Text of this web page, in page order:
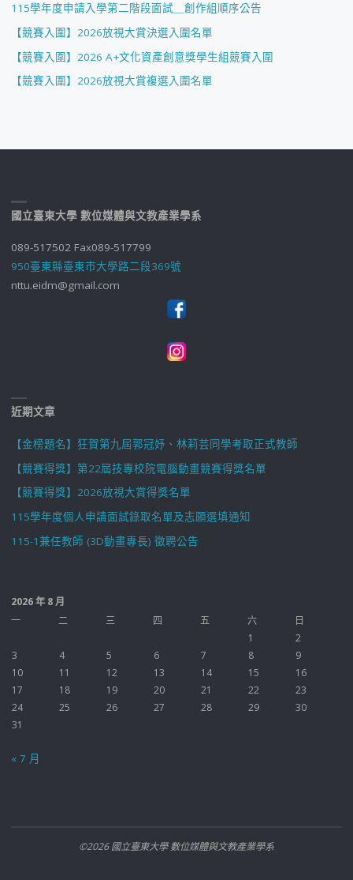
115學年度申請入學第二階段面試＿創作組順序公告
【競賽入圍】2026放視大賞決選入圍名單
【競賽入圍】2026 A+文化資產創意獎學生組競賽入圍
【競賽入圍】2026放視大賞複選入圍名單
國立臺東大學 數位媒體與文教產業學系
089-517502 Fax089-517799
950臺東縣臺東市大學路二段369號
nttu.eidm@gmail.com
近期文章
【金榜題名】狂賀第九屆郭冠妤、林莉芸同學考取正式教師
【競賽得獎】第22屆技專校院電腦動畫競賽得獎名單
【競賽得獎】2026放視大賞得獎名單
115學年度個人申請面試錄取名單及志願選填通知
115-1兼任教師 (3D動畫專長) 徵聘公告
2026 年 8 月
一
二 三 四 五 六
日
1
2
3
4 5 6 7 8
9
10
11 12 13 14 15
16
17
18 19 20 21 22
23
24
25 26 27 28 29
30
31
« 7 月
©2026 國立臺東大學 數位媒體與文教產業學系